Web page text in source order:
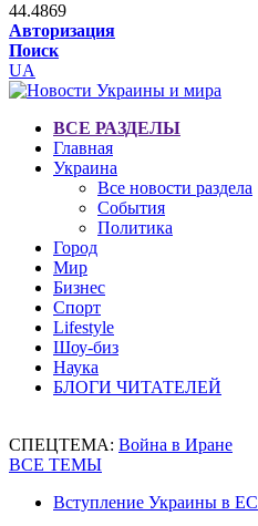
44.4869
Авторизация
Поиск
UA
ВСЕ РАЗДЕЛЫ
Главная
Украина
Все новости раздела
События
Политика
Город
Мир
Бизнес
Спорт
Lifestyle
Шоу-биз
Наука
БЛОГИ ЧИТАТЕЛЕЙ
СПЕЦТЕМА: Война в Иране
ВСЕ ТЕМЫ
Вступление Украины в ЕС